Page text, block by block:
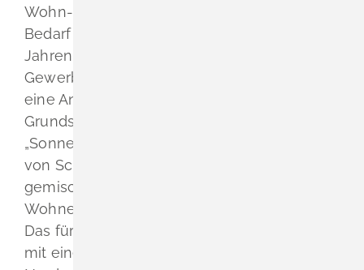
Wohn- und Gewerbeflächen. Um diesem
Bedarf zu begegnen, wurden in den letzten
Jahren bereits mehrere Wohngebiete und
Gewerbegebiete erschlossen. Aktuell liegt
eine Anfrage eines privaten
Grundstückseigentümers vor, der im Bereich
„Sonnenstück“ am nordöstlichen Ortsrand
von Schliengen ein Bauvorhaben mit
gemischten Nutzungen mit Schwerpunkt
Wohnen entwickeln möchte.
Das für das Bauvorhaben benötigte Areal
mit einer Größe von ca. 0,74 ha grenzt im